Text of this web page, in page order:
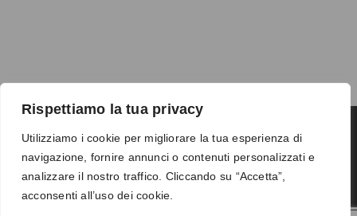
Rispettiamo la tua privacy
Utilizziamo i cookie per migliorare la tua esperienza di
navigazione, fornire annunci o contenuti personalizzati e
analizzare il nostro traffico. Cliccando su “Accetta”,
acconsenti all’uso dei cookie.
Termini e condizioni-Privacy-Reso